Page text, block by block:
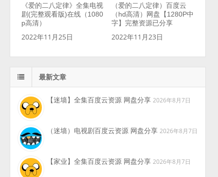
《爱的二八定律》全集电视
剧(完整观看版)在线（1080
p高清）
2022年11月25日
（爱的二八定律）百度云
（hd高清）网盘【1280P中
字】完整资源已分享
2022年11月23日
最新文章
【迷墙】全集百度云资源 网盘分享 2026年8月7日
（迷墙）电视剧百度云资源 网盘分享 2026年8月7日
【家业】全集百度云资源 网盘分享 2026年8月7日